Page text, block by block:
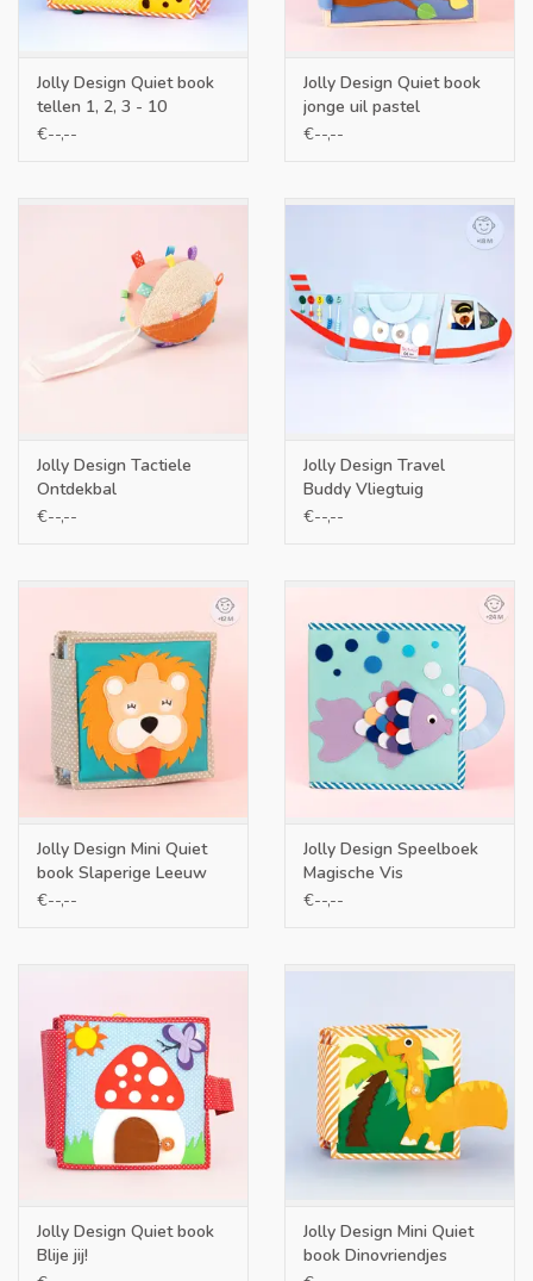
Jolly Design Quiet book
tellen 1, 2, 3 - 10
pagina's
€--,--
Jolly Design Quiet book
jonge uil pastel
€--,--
Jolly Design Tactiele
Ontdekbal
€--,--
Jolly Design Travel
Buddy Vliegtuig
€--,--
Jolly Design Mini Quiet
book Slaperige Leeuw
€--,--
Jolly Design Speelboek
Magische Vis
€--,--
Jolly Design Quiet book
Blije jij!
Jolly Design Mini Quiet
book Dinovriendjes